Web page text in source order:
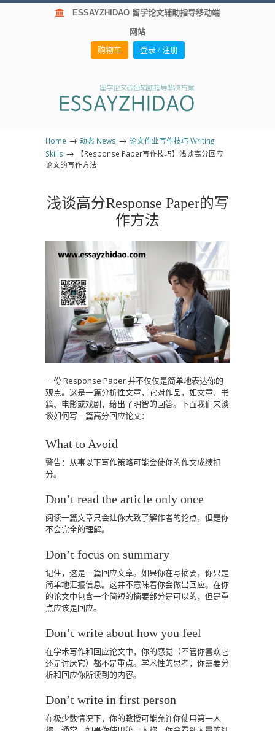
ESSAYZHIDAO 留学论文辅助指导移动端
网站
购物车 登录 / 注册
Home → 动态 News → 论文作业写作技巧 Writing
Skills →
【Response Paper写作技巧】浅谈高分回应
论文的写作方法
浅谈高分Response Paper的写
作方法
一份 Response Paper 并不仅仅是简单地表达你的
观点。这是一篇分析性文章，它对作品，如文章、书
籍、电影或戏剧，给出了明智的回答。下面我们来谈
谈如何写一篇高分回应论文：
What to Avoid
警告：从事以下写作策略可能会使你的作文成绩扣
分。
Don’t read the article only once
阅读一篇文章只会让你大致了解作者的论点，但是你
不会完全的理解。
Don’t focus on summary
记住，这是一篇回应文章。如果你在写摘要，你只是
简单地汇报信息。这并不意味着你会做出回应。在你
的论文中包含一个简短的摘要部分是可以的，但是重
点应该是回应。
Don’t write about how you feel
在学术写作和回应论文中，你的感觉（不管你喜欢它
还是讨厌它）都不是重点。学术性的思考，你需要分
析和回应你所读到的内容。
Don’t write in first person
在极少数情况下，你的教授可能允许你使用第一人